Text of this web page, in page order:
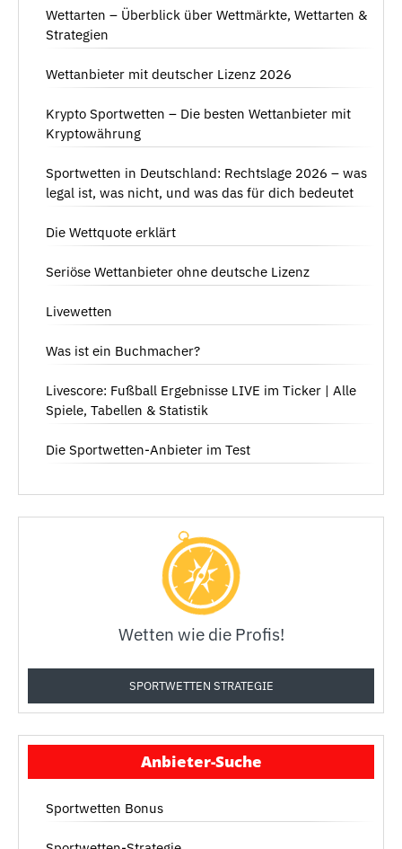
Wettarten – Überblick über Wettmärkte, Wettarten &
Strategien
Wettanbieter mit deutscher Lizenz 2026
Krypto Sportwetten – Die besten Wettanbieter mit
Kryptowährung
Sportwetten in Deutschland: Rechtslage 2026 – was
legal ist, was nicht, und was das für dich bedeutet
Die Wettquote erklärt
Seriöse Wettanbieter ohne deutsche Lizenz
Livewetten
Was ist ein Buchmacher?
Livescore: Fußball Ergebnisse LIVE im Ticker | Alle
Spiele, Tabellen & Statistik
Die Sportwetten-Anbieter im Test
Wetten wie die Profis!
SPORTWETTEN STRATEGIE
Anbieter-Suche
Sportwetten Bonus